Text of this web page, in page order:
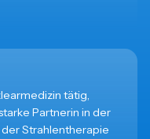
tätig,
Partnerin in der
Strahlentherapie